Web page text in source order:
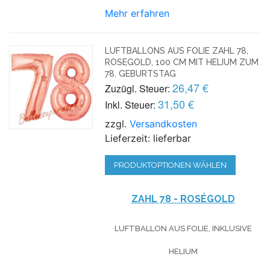
Mehr erfahren
LUFTBALLONS AUS FOLIE ZAHL 78,
ROSEGOLD, 100 CM MIT HELIUM ZUM
78. GEBURTSTAG
Zuzügl. Steuer: 26,47 €
Inkl. Steuer: 31,50 €
zzgl.Versandkosten
Lieferzeit: lieferbar
PRODUKTOPTIONEN WÄHLEN
ZAHL 78 - ROSÉGOLD
LUFTBALLON AUS FOLIE, INKLUSIVE
HELIUM